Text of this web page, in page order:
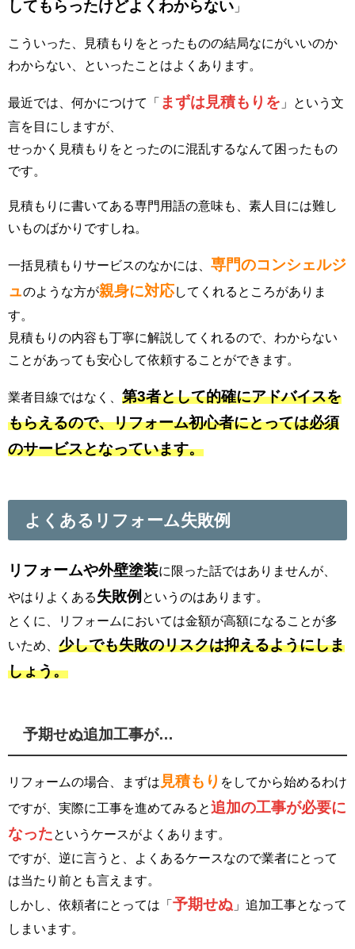
してもらったけどよくわからない 」
こういった、見積もりをとったものの結局なにがいいのか
わからない、といったことはよくあります。
最近では、何かにつけて「 まずは見積もりを 」という文
言を目にしますが、
せっかく見積もりをとったのに混乱するなんて困ったもの
です。
見積もりに書いてある専門用語の意味も、素人目には難し
いものばかりですしね。
一括見積もりサービスのなかには、 専門のコンシェルジ
ュのような方が親身に対応してくれるところがありま
す。
見積もりの内容も丁寧に解説してくれるので、わからない
ことがあっても安心して依頼することができます。
業者目線ではなく、 第3者として的確にアドバイスを
もらえるので、リフォーム初心者にとっては必須
のサービスとなっています。
よくあるリフォーム失敗例
リフォームや外壁塗装に限った話ではありませんが、
やはりよくある失敗例 というのはあります。
とくに、リフォームにおいては金額が高額になることが多
いため、 少しでも失敗のリスクは抑えるようにしま
しょう。
予期せぬ追加工事が…
リフォームの場合、まずは 見積もり をしてから始めるわけ
ですが、実際に工事を進めてみると追加の工事が必要に
なった というケースがよくあります。
ですが、逆に言うと、よくあるケースなので業者にとって
は当たり前とも言えます。
しかし、依頼者にとっては「 予期せぬ 」追加工事となって
しまいます。